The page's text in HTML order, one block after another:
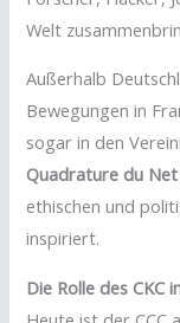
Welt
Außerhalb
Bewegungen in
sogar in den
Quadrature du Net
ethischen und
inspiriert.
Die Rolle des CKC